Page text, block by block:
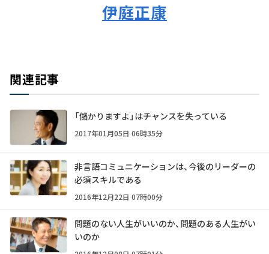
伊庭正康
関連記事
「儲かりますよ」はチャンスを失っている
2017年01月05日 06時35分
非言語コミュニケーションは、今後のリーダーの
必須スキルである
2016年12月22日 07時00分
問題のない人生がいいのか、問題のある人生がい
いのか